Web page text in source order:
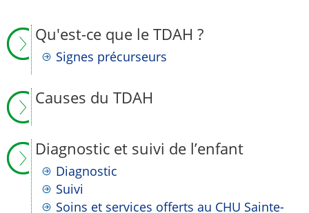
Qu'est-ce que le TDAH ?
Signes précurseurs
Causes du TDAH
Diagnostic et suivi de l’enfant
Diagnostic
Suivi
Soins et services offerts au CHU Sainte-